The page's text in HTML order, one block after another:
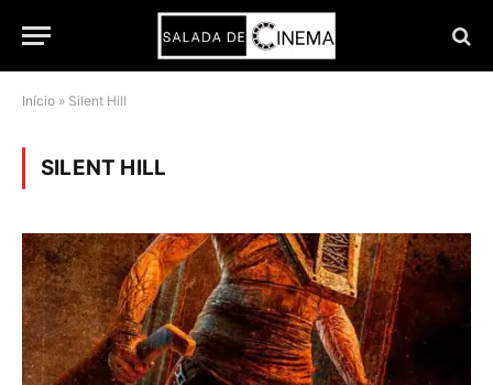
Início » Silent Hill
SILENT HILL